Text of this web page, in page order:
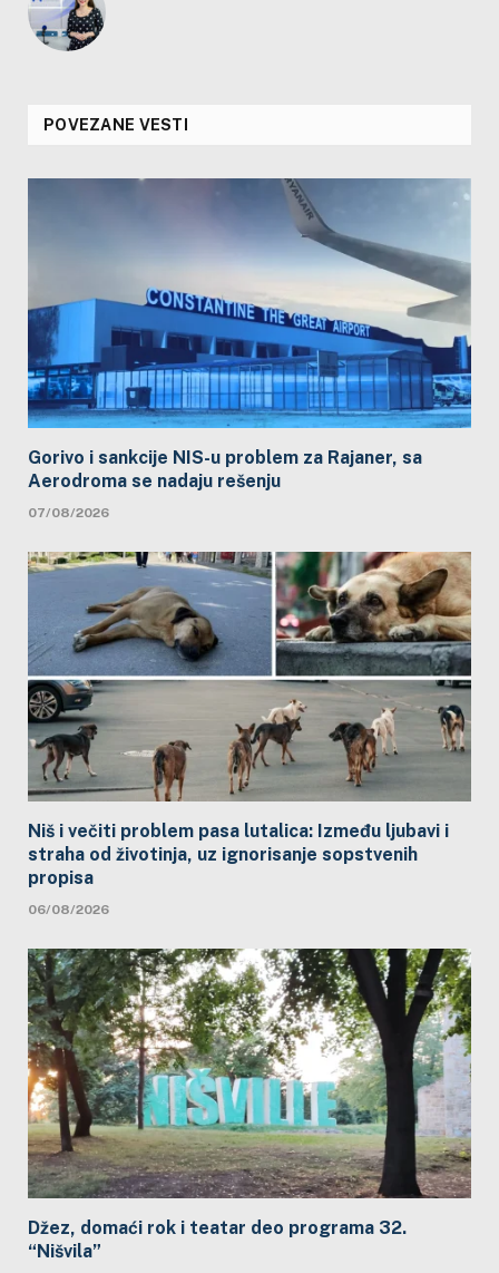
POVEZANE VESTI
Gorivo i sankcije NIS-u problem za Rajaner, sa
Aerodroma se nadaju rešenju
07/08/2026
Niš i večiti problem pasa lutalica: Između ljubavi i
straha od životinja, uz ignorisanje sopstvenih
propisa
06/08/2026
Džez, domaći rok i teatar deo programa 32.
“Nišvila”